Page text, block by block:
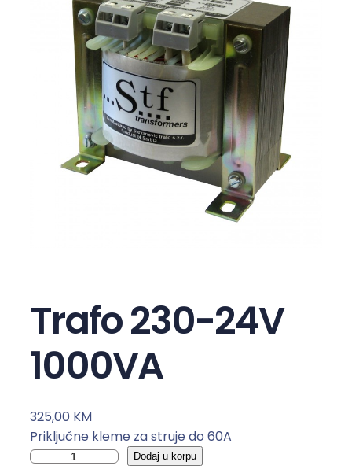
Trafo 230-24V
1000VA
325,00 KM
Priključne kleme za struje do 60A
T
Dodaj u korpu